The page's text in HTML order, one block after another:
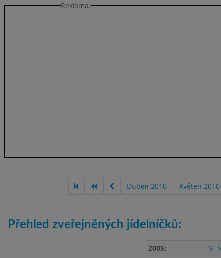
Reklama:
Duben 2010 Květen 2010
Přehled zveřejněných jídelníčků:
2005: V